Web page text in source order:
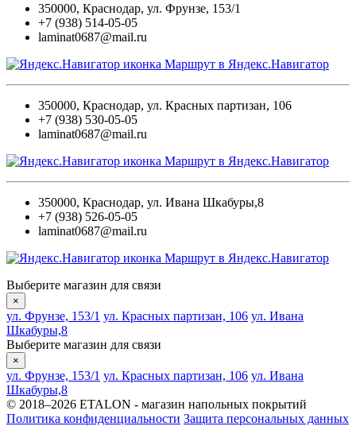
350000, Краснодар, ул. Фрунзе, 153/1
+7 (938) 514-05-05
laminat0687@mail.ru
Маршрут в Яндекс.Навигатор
350000, Краснодар, ул. Красных партизан, 106
+7 (938) 530-05-05
laminat0687@mail.ru
Маршрут в Яндекс.Навигатор
350000, Краснодар, ул. Ивана Шкабуры,8
+7 (938) 526-05-05
laminat0687@mail.ru
Маршрут в Яндекс.Навигатор
Выберите магазин для связи
×
ул. Фрунзе, 153/1 ул. Красных партизан, 106 ул. Ивана
Шкабуры,8
Выберите магазин для связи
×
ул. Фрунзе, 153/1 ул. Красных партизан, 106 ул. Ивана
Шкабуры,8
© 2018–2026 ETALON - магазин напольных покрытий
Политика конфиденциальности Защита персональных данных